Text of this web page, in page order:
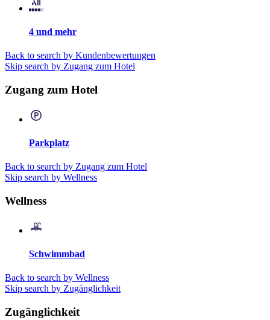
4 und mehr
Back to search by Kundenbewertungen
Skip search by Zugang zum Hotel
Zugang zum Hotel
Parkplatz
Back to search by Zugang zum Hotel
Skip search by Wellness
Wellness
Schwimmbad
Back to search by Wellness
Skip search by Zugänglichkeit
Zugänglichkeit